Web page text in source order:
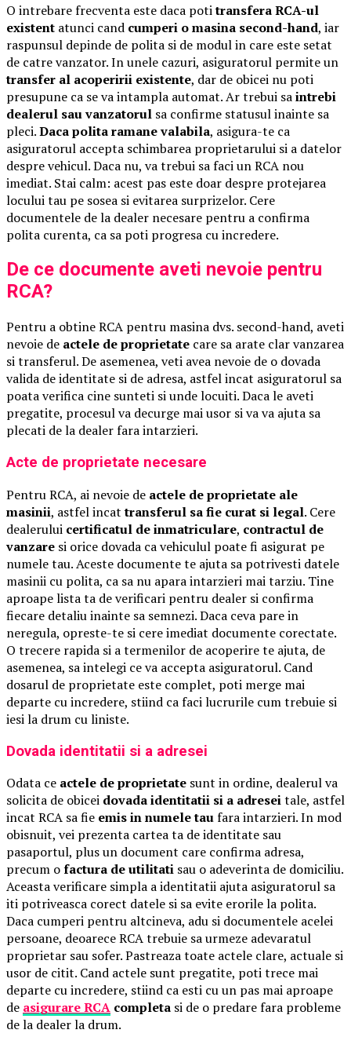
O intrebare frecventa este daca potitransfera RCA-ul
existent atunci cand cumperi o masina second-hand, iar
raspunsul depinde de polita si de modul in care este setat
de catre vanzator. In unele cazuri, asiguratorul permite un
transfer al acoperirii existente, dar de obicei nu poti
presupune ca se va intampla automat. Ar trebui saintrebi
dealerul sau vanzatorul sa confirme statusul inainte sa
pleci.Daca polita ramane valabila, asigura-te ca
asiguratorul accepta schimbarea proprietarului si a datelor
despre vehicul. Daca nu, va trebui sa faci un RCA nou
imediat. Stai calm: acest pas este doar despre protejarea
locului tau pe sosea si evitarea surprizelor. Cere
documentele de la dealer necesare pentru a confirma
polita curenta, ca sa poti progresa cu incredere.
De ce documente aveti nevoie pentru
RCA?
Pentru a obtine RCA pentru masina dvs. second-hand, aveti
nevoie de actele de proprietate care sa arate clar vanzarea
si transferul. De asemenea, veti avea nevoie de o dovada
valida de identitate si de adresa, astfel incat asiguratorul sa
poata verifica cine sunteti si unde locuiti. Daca le aveti
pregatite, procesul va decurge mai usor si va va ajuta sa
plecati de la dealer fara intarzieri.
Acte de proprietate necesare
Pentru RCA, ai nevoie de actele de proprietate ale
masinii, astfel incattransferul sa fie curat si legal. Cere
dealerului certificatul de inmatriculare, contractul de
vanzare si orice dovada ca vehiculul poate fi asigurat pe
numele tau. Aceste documente te ajuta sa potrivesti datele
masinii cu polita, ca sa nu apara intarzieri mai tarziu. Tine
aproape lista ta de verificari pentru dealer si confirma
fiecare detaliu inainte sa semnezi. Daca ceva pare in
neregula, opreste-te si cere imediat documente corectate.
O trecere rapida si a termenilor de acoperire te ajuta, de
asemenea, sa intelegi ce va accepta asiguratorul. Cand
dosarul de proprietate este complet, poti merge mai
departe cu incredere, stiind ca faci lucrurile cum trebuie si
iesi la drum cu liniste.
Dovada identitatii si a adresei
Odata ce actele de proprietate sunt in ordine, dealerul va
solicita de obicei dovada identitatii si a adreseitale, astfel
incat RCA sa fie emis in numele taufara intarzieri. In mod
obisnuit, vei prezenta cartea ta de identitate sau
pasaportul, plus un document care confirma adresa,
precum ofactura de utilitati sau o adeverinta de domiciliu.
Aceasta verificare simpla a identitatii ajuta asiguratorul sa
iti potriveasca corect datele si sa evite erorile la polita.
Daca cumperi pentru altcineva, adu si documentele acelei
persoane, deoarece RCA trebuie sa urmeze adevaratul
proprietar sau sofer. Pastreaza toate actele clare, actuale si
usor de citit. Cand actele sunt pregatite, poti trece mai
departe cu incredere, stiind ca esti cu un pas mai aproape
de asigurare RCA completa si de o predare fara probleme
de la dealer la drum.